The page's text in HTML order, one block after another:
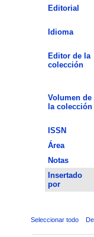
Editorial
Idioma
Editor de la
colección
Volumen de
la colección
ISSN
Área
Notas
Insertado
por
Seleccionar todo